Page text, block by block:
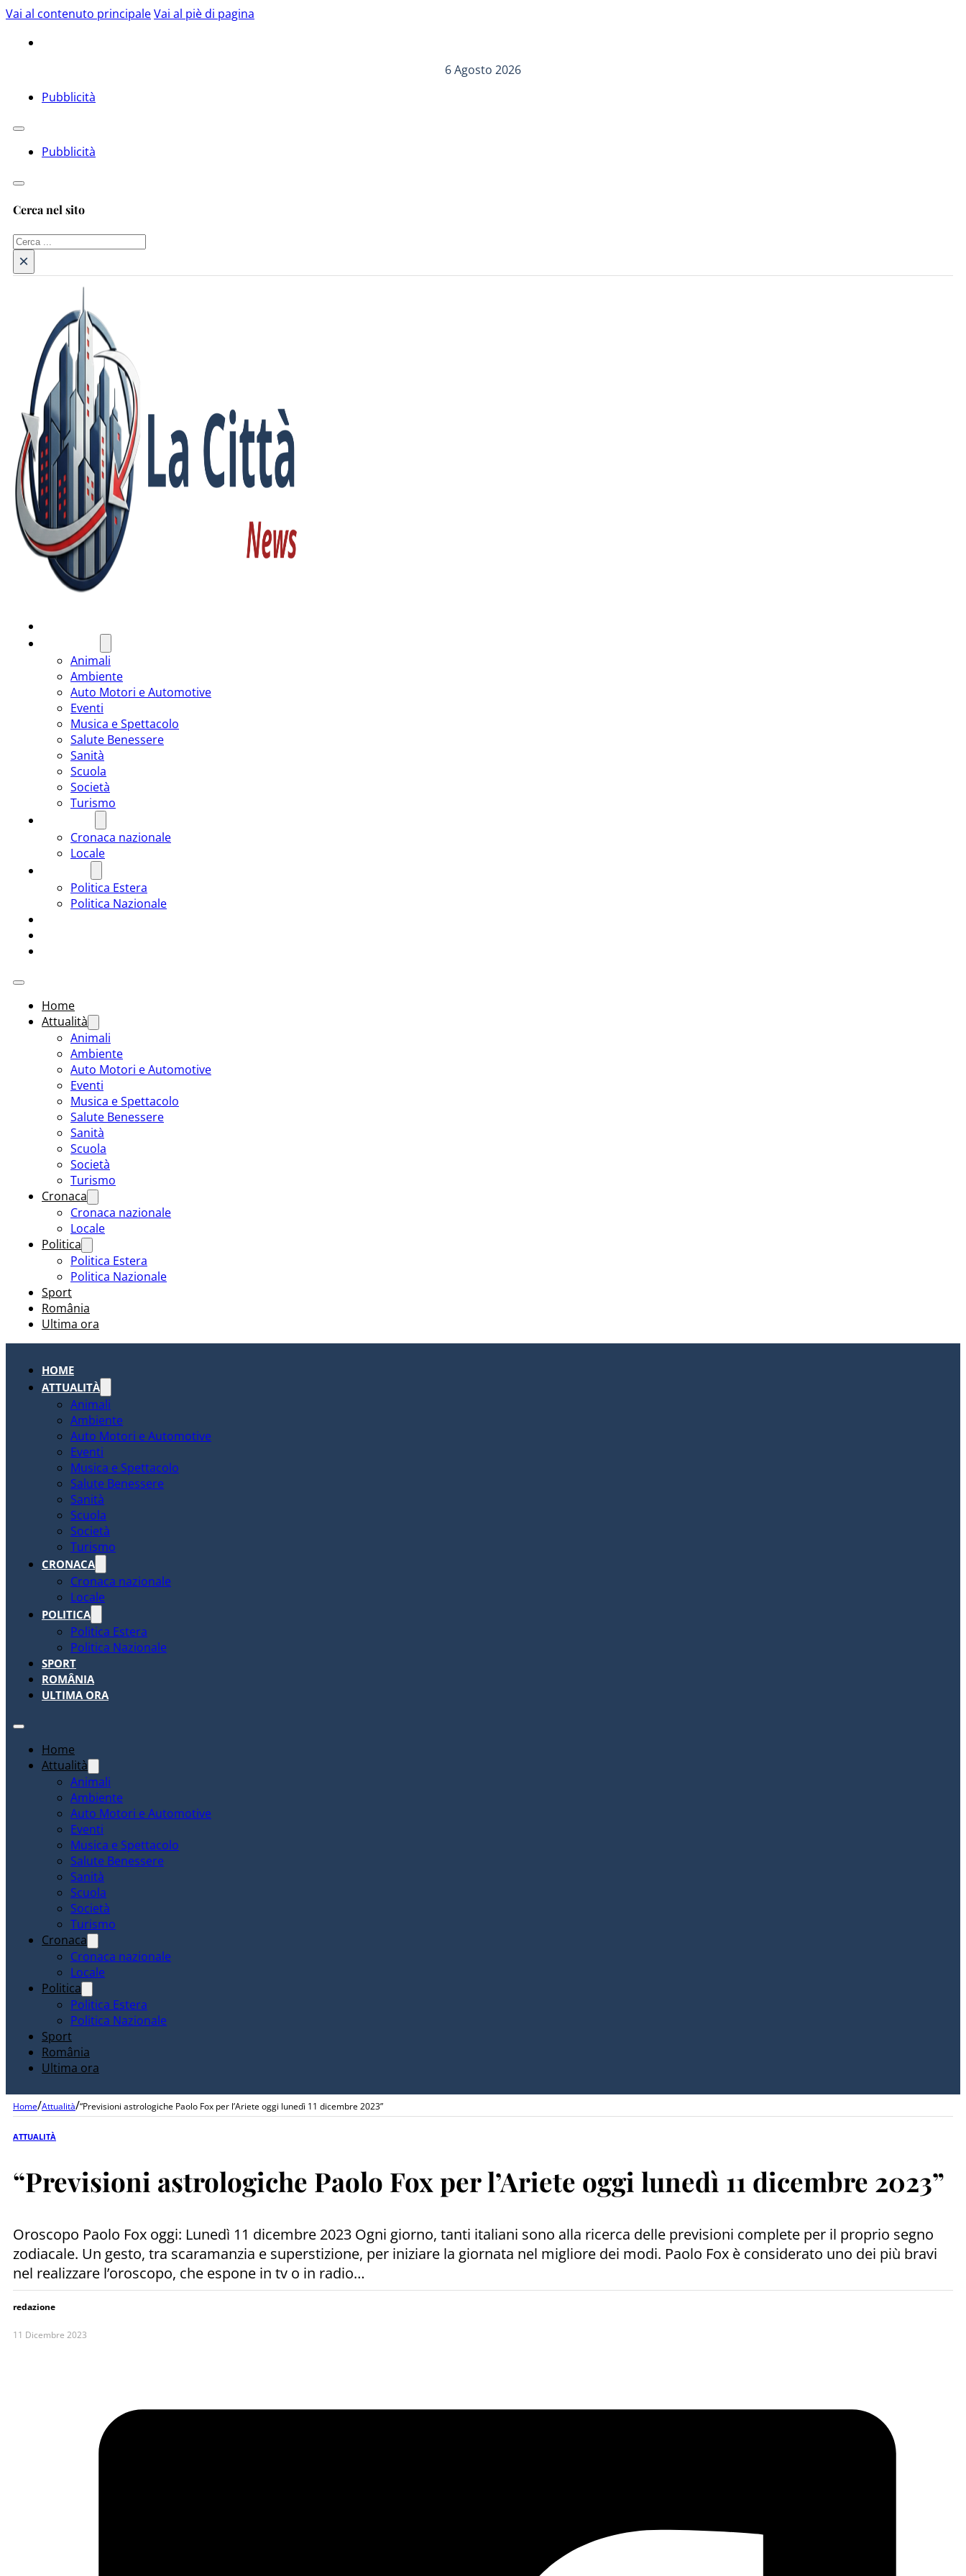
Vai al contenuto principaleVai al piè di pagina
6 Agosto 2026
Pubblicità
Pubblicità
Cerca nel sito
Cerca
×
Animali
Ambiente
Auto Motori e Automotive
Eventi
Musica e Spettacolo
Salute Benessere
Sanità
Scuola
Società
Turismo
Cronaca nazionale
Locale
Politica Estera
Politica Nazionale
Home
Attualità
Animali
Ambiente
Auto Motori e Automotive
Eventi
Musica e Spettacolo
Salute Benessere
Sanità
Scuola
Società
Turismo
Cronaca
Cronaca nazionale
Locale
Politica
Politica Estera
Politica Nazionale
Sport
România
Ultima ora
HOME
ATTUALITÀ
Animali
Ambiente
Auto Motori e Automotive
Eventi
Musica e Spettacolo
Salute Benessere
Sanità
Scuola
Società
Turismo
CRONACA
Cronaca nazionale
Locale
POLITICA
Politica Estera
Politica Nazionale
SPORT
ROMÂNIA
ULTIMA ORA
Home
Attualità
Animali
Ambiente
Auto Motori e Automotive
Eventi
Musica e Spettacolo
Salute Benessere
Sanità
Scuola
Società
Turismo
Cronaca
Cronaca nazionale
Locale
Politica
Politica Estera
Politica Nazionale
Sport
România
Ultima ora
Home/Attualità/“Previsioni astrologiche Paolo Fox per l’Ariete oggi lunedì 11 dicembre 2023”
ATTUALITÀ
“Previsioni astrologiche Paolo Fox per l’Ariete oggi lunedì 11 dicembre 2023”
Oroscopo Paolo Fox oggi: Lunedì 11 dicembre 2023 Ogni giorno, tanti italiani sono alla ricerca delle previsioni complete per il proprio segno
zodiacale. Un gesto, tra scaramanzia e superstizione, per iniziare la giornata nel migliore dei modi. Paolo Fox è considerato uno dei più bravi
nel realizzare l’oroscopo, che espone in tv o in radio…
redazione
11 Dicembre 2023